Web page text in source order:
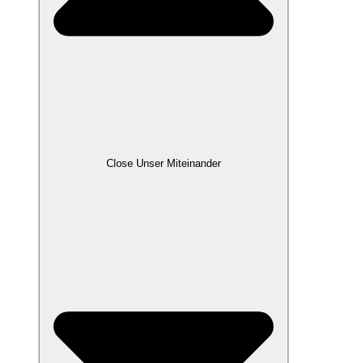
Close Unser Miteinander